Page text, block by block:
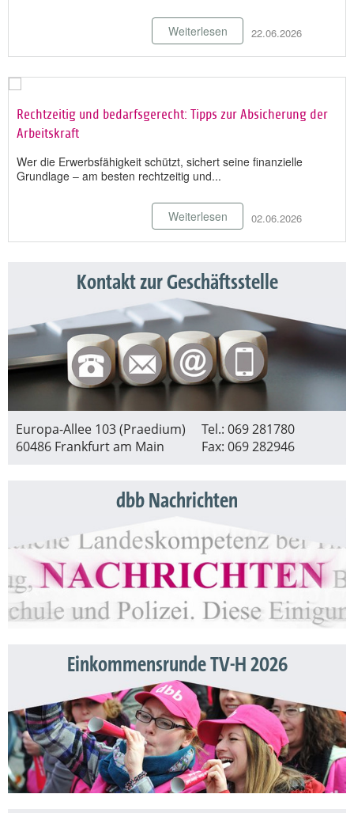
22.06.2026
Weiterlesen
Rechtzeitig und bedarfsgerecht: Tipps zur Absicherung der
Arbeitskraft
Wer die Erwerbsfähigkeit schützt, sichert seine finanzielle
Grundlage – am besten rechtzeitig und...
02.06.2026
Weiterlesen
Kontakt zur Geschäftsstelle
Europa-Allee 103 (Praedium)
60486 Frankfurt am Main
Tel.: 069 281780
Fax: 069 282946
dbb Nachrichten
Einkommensrunde TV-H 2026